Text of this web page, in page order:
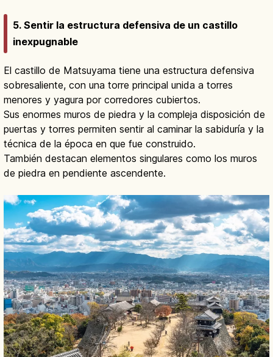
5. Sentir la estructura defensiva de un castillo
inexpugnable
El castillo de Matsuyama tiene una estructura defensiva
sobresaliente, con una torre principal unida a torres
menores y yagura por corredores cubiertos.
Sus enormes muros de piedra y la compleja disposición de
puertas y torres permiten sentir al caminar la sabiduría y la
técnica de la época en que fue construido.
También destacan elementos singulares como los muros
de piedra en pendiente ascendente.